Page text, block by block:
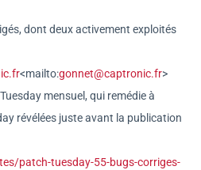
dont deux activement exploités
<mailto:gonnet@captronic.fr>
mensuel, qui remédie à
révélées juste avant la publication
s/patch-tuesday-55-bugs-corriges-